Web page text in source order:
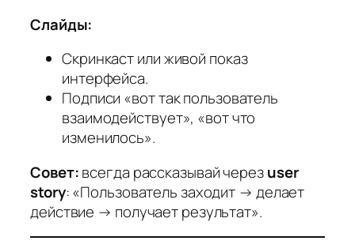
Слайды:
Скринкаст или живой показ
интерфейса.
Подписи «вот так пользователь
взаимодействует», «вот что
изменилось».
Совет:всегда рассказывай черезuser
story: «Пользователь заходит → делает
действие → получает результат».